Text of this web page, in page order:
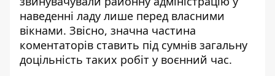
наведенні ладу лише перед власними
вікнами. Звісно, значна частина
коментаторів ставить під сумнів загальну
доцільність таких робіт у воєнний час.